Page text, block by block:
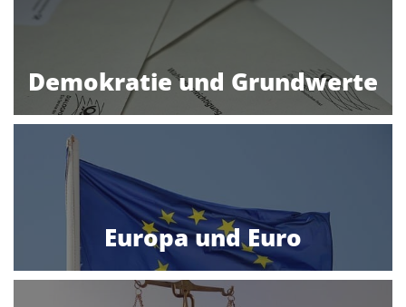
Demokratie und Grundwerte
Europa und Euro